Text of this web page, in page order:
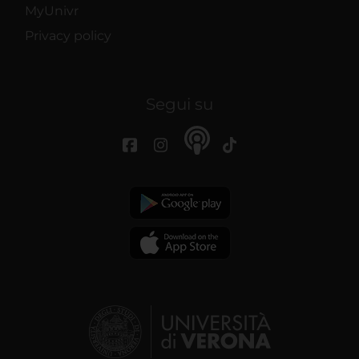
MyUnivr
Privacy policy
Segui su